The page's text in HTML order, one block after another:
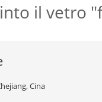
il vetro
Cina